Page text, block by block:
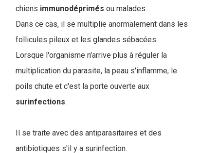
chiens immunodéprimés ou malades.
Dans ce cas, il se multiplie anormalement dans les
follicules pileux et les glandes sébacées.
Lorsque l'organisme n'arrive plus à réguler la
multiplication du parasite, la peau s'inflamme, le
poils chute et c'est la porte ouverte aux
surinfections.
Il se traite avec des antiparasitaires et des
antibiotiques s'il y a surinfection.